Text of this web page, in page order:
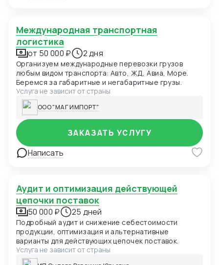
Международная транспортная
логистика
от 50 000 ₽ 2 дня
Организуем международные перевозки грузов
любым видом транспорта: Авто, ЖД, Авиа, Море.
Беремся за габаритные и негабаритные грузы.
Услуга не зависит от страны
ООО "МАГ ИМПОРТ"
Написать
ЗАКАЗАТЬ УСЛУГУ
Аудит и оптимизация действующей
цепочки поставок
50 000 ₽ 25 дней
Подробный аудит и снижение себестоимости
продукции, оптимизация и альтернативные
варианты для действующих цепочек поставок.
Услуга не зависит от страны